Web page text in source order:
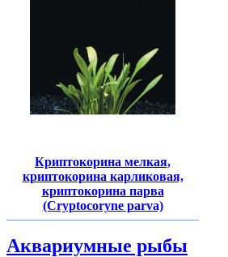
Криптокорина мелкая,
криптокорина карликовая,
криптокорина парва
(Cryptocoryne parva)
Аквариумные рыбы